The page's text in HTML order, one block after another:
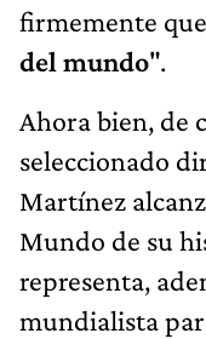
firmemente que
del mundo".
Ahora bien, de
seleccionado
Martínez
Mundo de su
representa,
mundialista